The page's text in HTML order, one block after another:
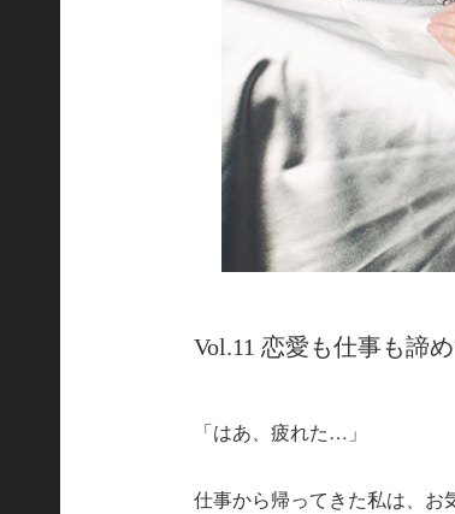
Vol.11 恋愛も仕事も諦
「はあ、疲れた…」
仕事から帰ってきた私は、お